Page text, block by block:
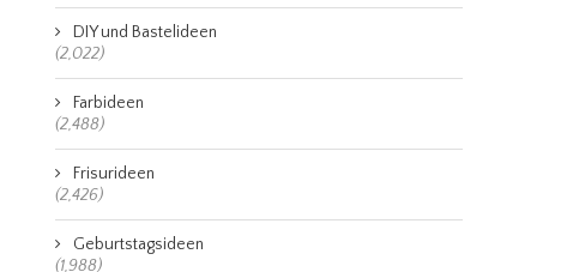
DIY und Bastelideen
(2,022)
Farbideen
(2,488)
Frisurideen
(2,426)
Geburtstagsideen
(1,988)